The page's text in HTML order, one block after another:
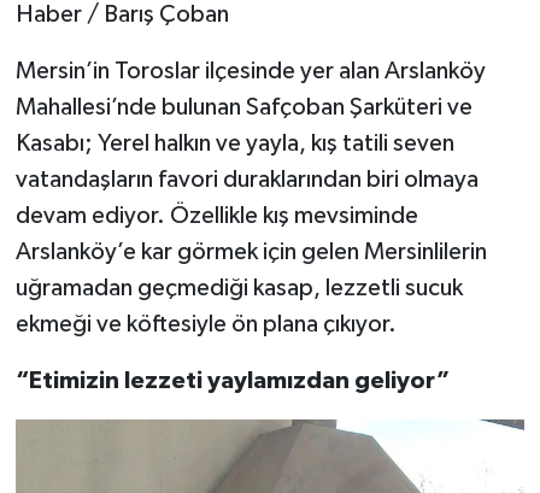
Haber / Barış Çoban
Mersin’in Toroslar ilçesinde yer alan Arslanköy
Mahallesi’nde bulunan Safçoban Şarküteri ve
Kasabı; Yerel halkın ve yayla, kış tatili seven
vatandaşların favori duraklarından biri olmaya
devam ediyor. Özellikle kış mevsiminde
Arslanköy’e kar görmek için gelen Mersinlilerin
uğramadan geçmediği kasap, lezzetli sucuk
ekmeği ve köftesiyle ön plana çıkıyor.
“Etimizin lezzeti yaylamızdan geliyor”
Teknoloji
Yaşam